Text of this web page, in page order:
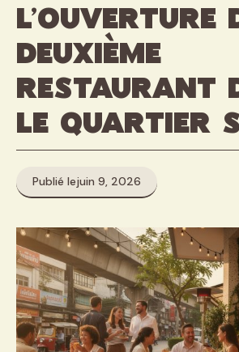
l’ouverture
deuxième
restaurant
le quartier
Publié lejuin 9, 2026